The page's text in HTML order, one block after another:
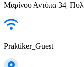
Μαρίνου Αντύπα 34,
Praktiker_Guest